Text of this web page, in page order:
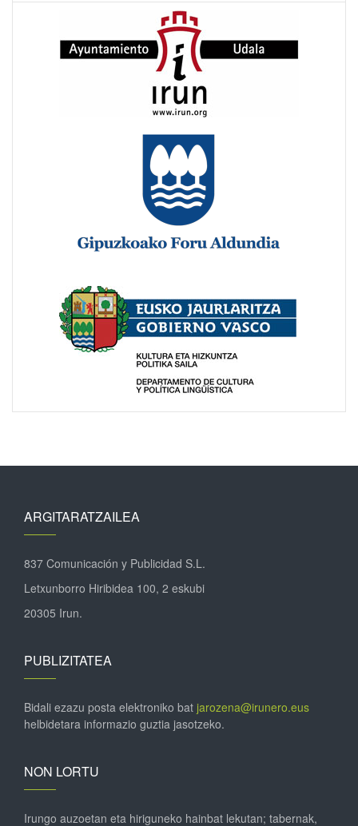
ARGITARATZAILEA
837 Comunicación y Publicidad S.L.
Letxunborro Hiribidea 100, 2 eskubi
20305 Irun.
PUBLIZITATEA
Bidali ezazu posta elektroniko bat jarozena@irunero.eus
helbidetara informazio guztia jasotzeko.
NON LORTU
Irungo auzoetan eta hiriguneko hainbat lekutan; tabernak,